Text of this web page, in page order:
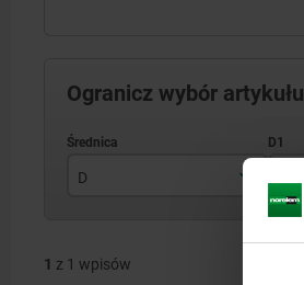
Ogranicz wybór artykułu
D
1 z 1 wpisów